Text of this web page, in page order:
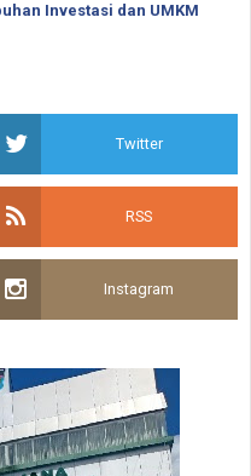
Investasi dan UMKM
Twitter
RSS
Instagram